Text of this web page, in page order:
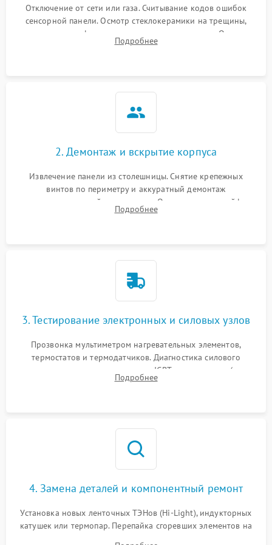
Отключение от сети или газа. Считывание кодов ошибок
сенсорной панели. Осмотр стеклокерамики на трещины,
проверка конфорок на равномерность нагрева. Опрос
клиента о симптомах (не включается, не видит посуду,
Подробнее
2. Демонтаж и вскрытие корпуса
Извлечение панели из столешницы. Снятие крепежных
винтов по периметру и аккуратный демонтаж
стеклокерамической поверхности. Отсоединение шлейфов
сенсорного блока для доступа к силовым платам, катушкам
Подробнее
3. Тестирование электронных и силовых узлов
Прозвонка мультиметром нагревательных элементов,
термостатов и термодатчиков. Диагностика силового
модуля, реле, диодных мостов и IGBT-транзисторов (для
индукции). Проверка кранов и газ-контроля (для газовых
Подробнее
4. Замена деталей и компонентный ремонт
Установка новых ленточных ТЭНов (Hi-Light), индукторных
катушек или термопар. Перепайка сгоревших элементов на